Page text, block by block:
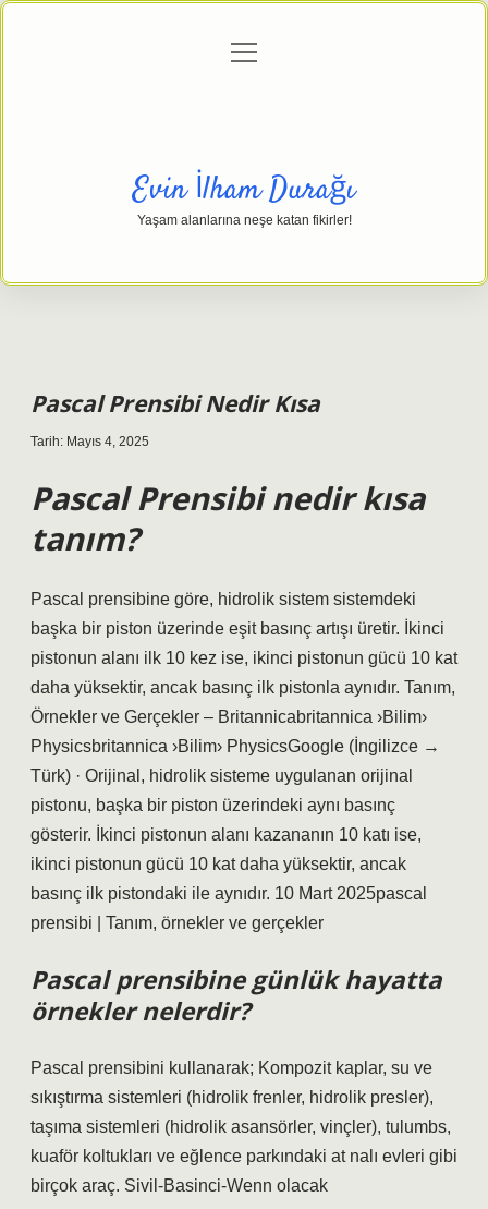
Gizlilik Politikası
menüyü
Evin İlham Durağı
Yaşam alanlarına neşe katan fikirler!
Pascal Prensibi Nedir Kısa
Tarih: Mayıs 4, 2025
Pascal Prensibi nedir kısa
tanım?
Pascal prensibine göre, hidrolik sistem sistemdeki
başka bir piston üzerinde eşit basınç artışı üretir. İkinci
pistonun alanı ilk 10 kez ise, ikinci pistonun gücü 10 kat
daha yüksektir, ancak basınç ilk pistonla aynıdır. Tanım,
Örnekler ve Gerçekler – Britannicabritannica ›Bilim›
Physicsbritannica ›Bilim› PhysicsGoogle (İngilizce →
Türk) · Orijinal, hidrolik sisteme uygulanan orijinal
pistonu, başka bir piston üzerindeki aynı basınç
gösterir. İkinci pistonun alanı kazananın 10 katı ise,
ikinci pistonun gücü 10 kat daha yüksektir, ancak
basınç ilk pistondaki ile aynıdır. 10 Mart 2025pascal
prensibi | Tanım, örnekler ve gerçekler
Pascal prensibine günlük hayatta
örnekler nelerdir?
Pascal prensibini kullanarak; Kompozit kaplar, su ve
sıkıştırma sistemleri (hidrolik frenler, hidrolik presler),
taşıma sistemleri (hidrolik asansörler, vinçler), tulumbs,
kuaför koltukları ve eğlence parkındaki at nalı evleri gibi
birçok araç. Sivil-Basinci-Wenn olacak